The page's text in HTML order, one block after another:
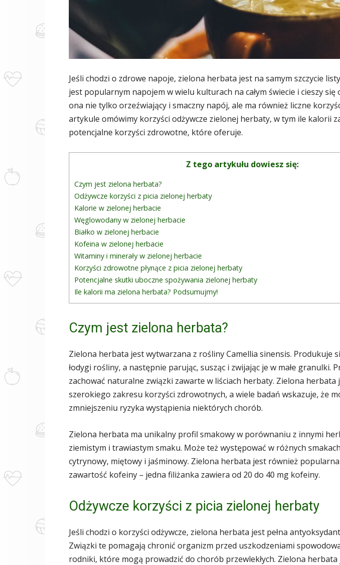
Jeśli chodzi o zdrowe napoje, zielona herbata jest na samym szczycie
jest popularnym napojem w wielu kulturach na całym świecie i cieszy się
ona nie tylko orzeźwiający i smaczny napój, ale ma również liczne
artykule omówimy korzyści odżywcze zielonej herbaty, w tym ile kalorii
potencjalne korzyści zdrowotne, które oferuje.
Z tego artykułu dowiesz się:
Czym jest zielona herbata?
Odżywcze korzyści z picia zielonej herbaty
Kalorie w zielonej herbacie
Węglowodany w zielonej herbacie
Białko w zielonej herbacie
Kofeina w zielonej herbacie
Witaminy i minerały w zielonej herbacie
Korzyści zdrowotne płynące z picia zielonej herbaty
Potencjalne skutki uboczne spożywania zielonej herbaty
Ile kalorii ma zielona herbata? Podsumujmy!
Czym jest zielona herbata?
Zielona herbata jest wytwarzana z rośliny Camellia sinensis. Produkuje
łodygi rośliny, a następnie parując, susząc i zwijając je w małe granulki.
zachować naturalne związki zawarte w liściach herbaty. Zielona herbata
szerokiego zakresu korzyści zdrowotnych, a wiele badań wskazuje, że
zmniejszeniu ryzyka wystąpienia niektórych chorób.
Zielona herbata ma unikalny profil smakowy w porównaniu z innymi
ziemistym i trawiastym smaku. Może też występować w różnych
cytrynowy, miętowy i jaśminowy. Zielona herbata jest również
zawartość kofeiny – jedna filiżanka zawiera od 20 do 40 mg kofeiny.
Odżywcze korzyści z picia zielonej herbaty
Jeśli chodzi o korzyści odżywcze, zielona herbata jest pełna
Związki te pomagają chronić organizm przed uszkodzeniami
rodniki, które mogą prowadzić do chorób przewlekłych. Zielona